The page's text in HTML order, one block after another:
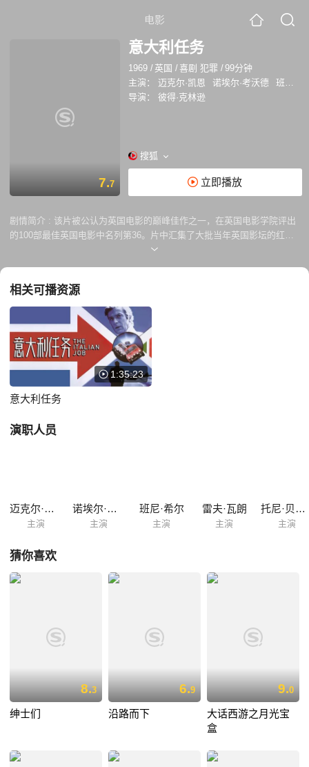
电影
7.7
意大利任务
1969 / 英国 /喜剧 犯罪 /99分钟
主演：
迈克尔·凯恩 诺埃尔·考沃德
班尼·希尔
导演：
彼得·克林逊
搜狐
立即播放
剧情简介 : 该片被公认为英国电影的巅峰佳作之一，在英国电影学院评出
的100部最佳英国电影中名列第36。片中汇集了大批当年英国影坛的红
人。大盗查理(迈克尔·凯恩)刚出狱就急不及待要大乾一票，准备截劫从中
塞交通。片中一幕宝马库珀豪华车(MINI Cooper)在好莱坞名人大道上疯狂
地追逐，穿过地铁隧道入口，沿着只有迷你汽车才能行驶的狭窄小路狂
奔，被认为是影史上经典飙车追逐场面，让观众体验到前所未有的紧张刺
激......
相关可播资源
1:35:23
意大利任务
演职人员
迈克尔·凯恩
主演
诺埃尔·考沃德
主演
班尼·希尔
主演
雷夫·瓦朗
主演
托尼·贝克利
主演
猜你喜欢
8.3
绅士们
6.9
沿路而下
9.0
大话西游之月光宝
盒